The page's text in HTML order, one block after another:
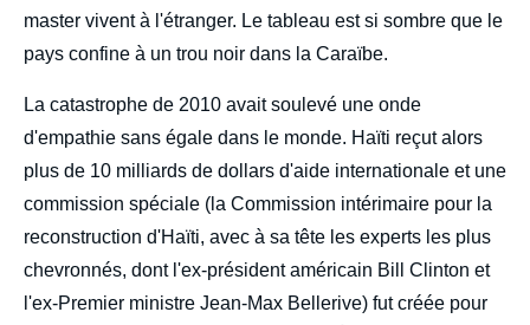
master vivent à l'étranger. Le tableau est si sombre que le
pays confine à un trou noir dans la Caraïbe.
La catastrophe de 2010 avait soulevé une onde
d'empathie sans égale dans le monde. Haïti reçut alors
plus de 10 milliards de dollars d'aide internationale et une
commission spéciale (la Commission intérimaire pour la
reconstruction d'Haïti, avec à sa tête les experts les plus
chevronnés, dont l'ex-président américain Bill Clinton et
l'ex-Premier ministre Jean-Max Bellerive) fut créée pour